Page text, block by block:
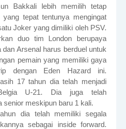
Bakkali lebih memilih tetap
tepat tentunya mengingat
Joker yang dimiliki oleh PSV.
duo tim London berupaya
Arsenal harus berduel untuk
pemain yang memiliki gaya
dengan Eden Hazard ini.
17 tahun dia telah menjadi
U-21. Dia juga telah
senior meskipun baru 1 kali.
dia telah memiliki segala
sebagai inside forward.